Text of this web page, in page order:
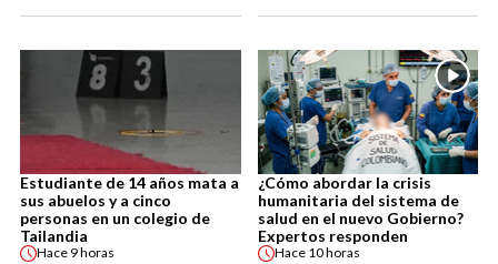
Estudiante de 14 años mata a
sus abuelos y a cinco
personas en un colegio de
Tailandia
Hace 9 horas
¿Cómo abordar la crisis
humanitaria del sistema de
salud en el nuevo Gobierno?
Expertos responden
Hace 10 horas